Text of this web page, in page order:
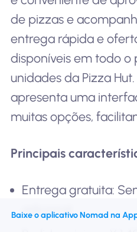
de pizzas e
entrega rápida e
disponíveis em todo o
unidades da Pizza
apresenta uma
muitas opções,
Principais
Entrega gratuita:
adicional.
Baixe o aplicativo Nomad na